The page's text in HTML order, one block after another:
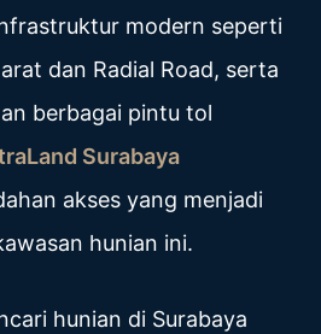
modern seperti
dan Radial Road, serta
berbagai pintu tol
Surabaya
akses yang menjadi
hunian ini.
hunian di Surabaya